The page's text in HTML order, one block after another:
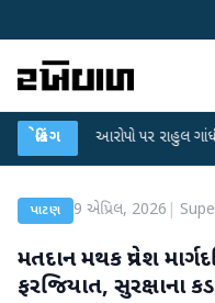
બ્રેકિંગ
આરોપો પર રાહુલ ગાંધીએ કેન્દ્ર પર
પાટણ 9 એપ્રિલ, 2026
મતદાન મથક પ્રવેશ
ફરજિયાત, સુરક્ષાના